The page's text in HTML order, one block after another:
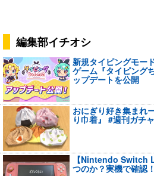
編集部イチオシ
新規タイピングモー
ゲーム『タイピング
ップデートを公開
おにぎり好き集まれ
り巾着』 #週刊ガチ
【Nintendo Switch
つのか？実機で確認！